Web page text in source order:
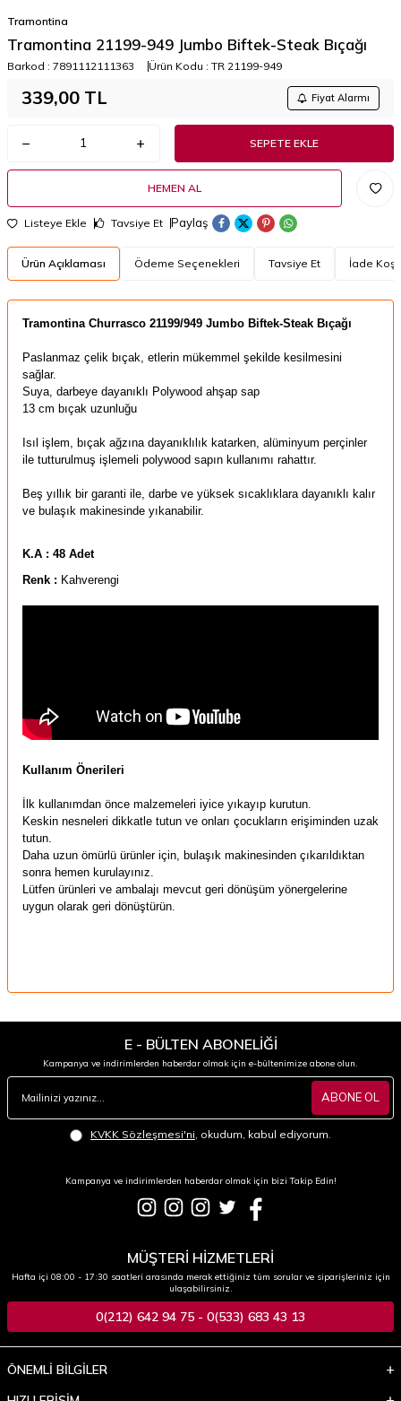
Tramontina
Tramontina 21199-949 Jumbo Biftek-Steak Bıçağı
Barkod : 7891112111363 Ürün Kodu : TR 21199-949
339,00 TL Fiyat Alarmı
SEPETE EKLE
HEMEN AL
Listeye Ekle Tavsiye Et Paylaş
Ürün Açıklaması Ödeme Seçenekleri Tavsiye Et İade
Tramontina Churrasco 21199/949 Jumbo Biftek-Steak Bıçağı
Paslanmaz çelik bıçak etlerin mükemmel şekilde kesilmesini
sağlar.
Suya, darbeye dayanıklı Polywood ahşap sap
13 cm bıçak uzunluğu
Isıl işlem, bıçak ağzına dayanıklılık katarken, alüminyum perçinler
ile tutturulmuş işlemeli polywood sapın kullanımı rahattır.
Beş yıllık bir garanti ile, darbe ve yüksek sıcaklıklara dayanıklı kalır
ve bulaşık makinesinde yıkanabilir.
K.A : 48 Adet
Renk : Kahverengi
Kullanım Önerileri
İlk kullanımdan önce malzemeleri iyice yıkayıp kurutun.
Keskin nesneleri dikkatle tutun ve onları çocukların erişiminden uzak
tutun.
Daha uzun ömürlü ürünler için, bulaşık makinesinden çıkarıldıktan
sonra hemen kurulayınız.
Lütfen ürünleri ve ambalajı mevcut geri dönüşüm yönergelerine
uygun olarak geri dönüştürün.
E - BÜLTEN ABONELİĞİ
Kampanya ve indirimlerden haberdar olmak için e-bültenimize abone olun.
ABONE OL
KVKK Sözleşmesi'ni , okudum, kabul ediyorum.
Kampanya ve indirimlerden haberdar olmak için bizi Takip Edin!
MÜŞTERİ HİZMETLERİ
Hafta içi 08:00 - 17:30 saatleri arasında merak ettiğiniz tüm sorular ve siparişleriniz için
ulaşabilirsiniz.
0(212) 642 94 75 - 0(533) 683 43 13
ÖNEMLİ BİLGİLER